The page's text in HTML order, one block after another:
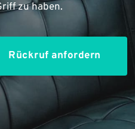
zu haben.
Rückruf anfordern